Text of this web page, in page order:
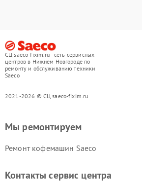
СЦ saeco-fixim.ru - сеть сервисных
центров в Нижнем Новгороде по
ремонту и обслуживанию техники
Saeco
2021-2026 © СЦ saeco-fixim.ru
Мы ремонтируем
Ремонт кофемашин Saeco
Контакты сервис центра